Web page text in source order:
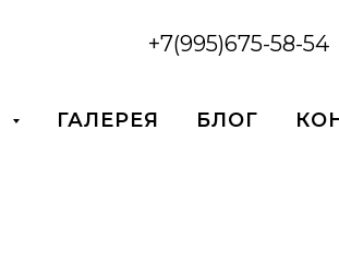
+7(995)675-58-54
ГАЛЕРЕЯ БЛОГ